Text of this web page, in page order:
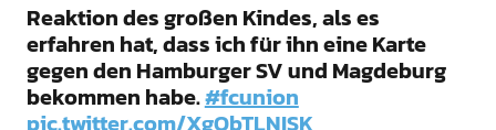
Reaktion des großen Kindes, als es
erfahren hat, dass ich für ihn eine Karte
gegen den Hamburger SV und Magdeburg
bekommen habe.#fcunion